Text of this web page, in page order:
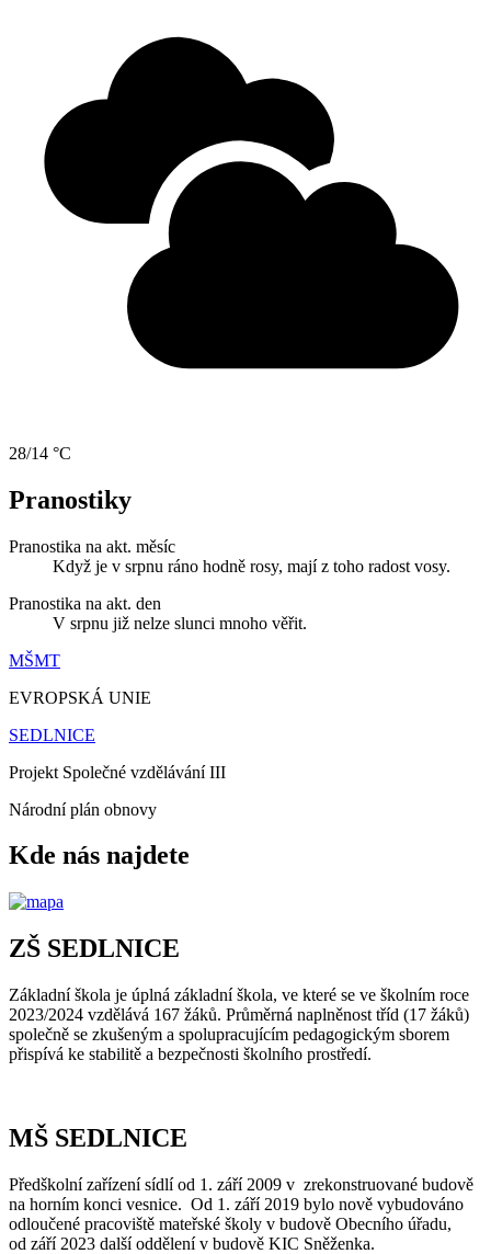
28/14 °C
Pranostiky
Pranostika na akt. měsíc
Když je v srpnu ráno hodně rosy, mají z toho radost vosy.
Pranostika na akt. den
V srpnu již nelze slunci mnoho věřit.
MŠMT
EVROPSKÁ UNIE
SEDLNICE
Projekt Společné vzdělávání III
Národní plán obnovy
Kde nás najdete
ZŠ SEDLNICE
Základní škola je úplná základní škola, ve které se ve školním roce
2023/2024 vzdělává 167 žáků. Průměrná naplněnost tříd (17 žáků)
společně se zkušeným a spolupracujícím pedagogickým sborem
přispívá ke stabilitě a bezpečnosti školního prostředí.
MŠ SEDLNICE
Předškolní zařízení sídlí od 1. září 2009 v zrekonstruované budově
na horním konci vesnice. Od 1. září 2019 bylo nově vybudováno
odloučené pracoviště mateřské školy v budově Obecního úřadu,
od září 2023 další oddělení v budově KIC Sněženka.